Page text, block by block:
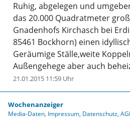
Ruhig, abgelegen und
das 20.000 Quadratmeter
Gnadenhofs Kirchasch bei
85461 Bockhorn) einen
Geräumige Ställe,weite
Außengehege aber auch
für die knapp 300 Tiere
Strapazen ihresLebens
21.01.2015 11:59 Uhr
Wochenanzeiger
Media-Daten Impressum Datenschutz